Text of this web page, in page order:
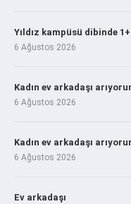
Yıldız kampüsü dibinde
6 Ağustos 2026
Kadın ev arkadaşı
6 Ağustos 2026
Kadın ev arkadaşı
6 Ağustos 2026
Ev arkadaşı